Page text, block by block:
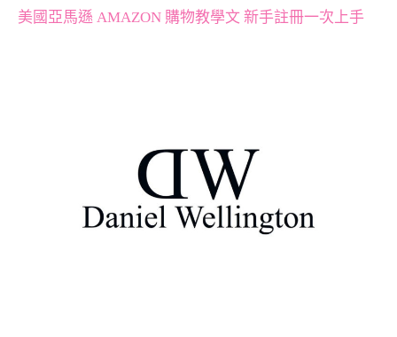
美國亞馬遜 AMAZON 購物教學文 新手註冊一次上手